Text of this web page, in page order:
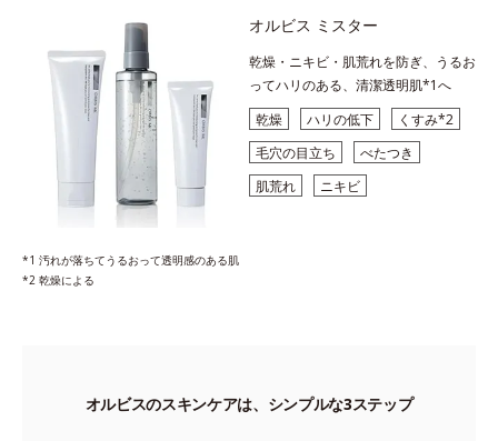
オルビス ミスター
乾燥・ニキビ・肌荒れを防ぎ、うるお
ってハリのある、清潔透明肌*1へ
乾燥
ハリの低下
くすみ*2
毛穴の目立ち
べたつき
肌荒れ
ニキビ
*1 汚れが落ちてうるおって透明感のある肌
*2 乾燥による
オルビスのスキンケアは、 シンプルな3ステップ